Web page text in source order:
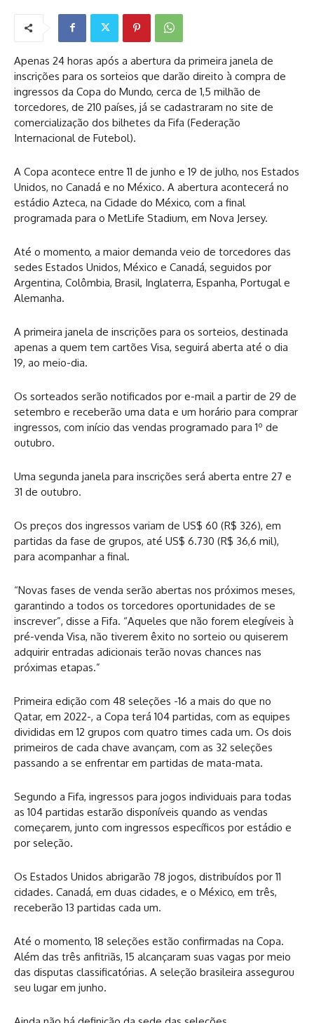
Apenas 24 horas após a abertura da primeira janela de
inscrições para os sorteios que darão direito à compra de
ingressos da Copa do Mundo, cerca de 1,5 milhão de
torcedores, de 210 países, já se cadastraram no site de
comercialização dos bilhetes da Fifa (Federação
Internacional de Futebol).
A Copa acontece entre 11 de junho e 19 de julho, nos Estados
Unidos, no Canadá e no México. A abertura acontecerá no
estádio Azteca, na Cidade do México, com a final
programada para o MetLife Stadium, em Nova Jersey.
Até o momento, a maior demanda veio de torcedores das
sedes Estados Unidos, México e Canadá, seguidos por
Argentina, Colômbia, Brasil, Inglaterra, Espanha, Portugal e
Alemanha.
A primeira janela de inscrições para os sorteios, destinada
apenas a quem tem cartões Visa, seguirá aberta até o dia
19, ao meio-dia.
Os sorteados serão notificados por e-mail a partir de 29 de
setembro e receberão uma data e um horário para comprar
ingressos, com início das vendas programado para 1º de
outubro.
Uma segunda janela para inscrições será aberta entre 27 e
31 de outubro.
Os preços dos ingressos variam de US$ 60 (R$ 326), em
partidas da fase de grupos, até US$ 6.730 (R$ 36,6 mil),
para acompanhar a final.
“Novas fases de venda serão abertas nos próximos meses,
garantindo a todos os torcedores oportunidades de se
inscrever”, disse a Fifa. “Aqueles que não forem elegíveis à
pré-venda Visa, não tiverem êxito no sorteio ou quiserem
adquirir entradas adicionais terão novas chances nas
próximas etapas.”
Primeira edição com 48 seleções -16 a mais do que no
Qatar, em 2022-, a Copa terá 104 partidas, com as equipes
divididas em 12 grupos com quatro times cada um. Os dois
primeiros de cada chave avançam, com as 32 seleções
passando a se enfrentar em partidas de mata-mata.
Segundo a Fifa, ingressos para jogos individuais para todas
as 104 partidas estarão disponíveis quando as vendas
começarem, junto com ingressos específicos por estádio e
por seleção.
Os Estados Unidos abrigarão 78 jogos, distribuídos por 11
cidades. Canadá, em duas cidades, e o México, em três,
receberão 13 partidas cada um.
Até o momento, 18 seleções estão confirmadas na Copa.
Além das três anfitriãs, 15 alcançaram suas vagas por meio
das disputas classificatórias. A seleção brasileira assegurou
seu lugar em junho.